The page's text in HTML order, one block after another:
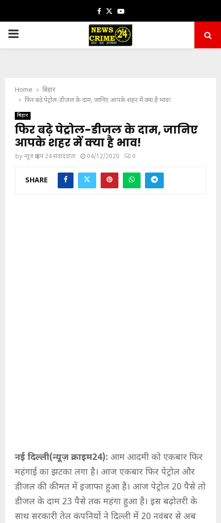
Facebook
TwitterYoutube
PRIMARY
Home
बिहार
फिर बढ़े पेट्रोल-डीजल के दाम, जानिए आपके शहर में क्या है भाव!
बिहार
फिर बढ़े पेट्रोल-डीजल के दाम, जानिए
आपके शहर में क्या है भाव!
byन्यूज़ क्राइम 24 संवाददाता 04/12/2020 0
SHARE
नई दिल्ली(न्यूज़ क्राइम24): आम आदमी को एकबार फिर
महंगाई का झटका लगा है। आज एकबार फिर पेट्रोल और
डीजल की कीमत में इजाफा हुआ है। आज पेट्रोल 20 पैसे तो
डीजल के दाम 23 पैसे तक महंगा हुआ है। इस बढ़ोतरी के
साथ सरकारी तेल कंपनियों ने दिल्ली में 20 नवंबर से अब